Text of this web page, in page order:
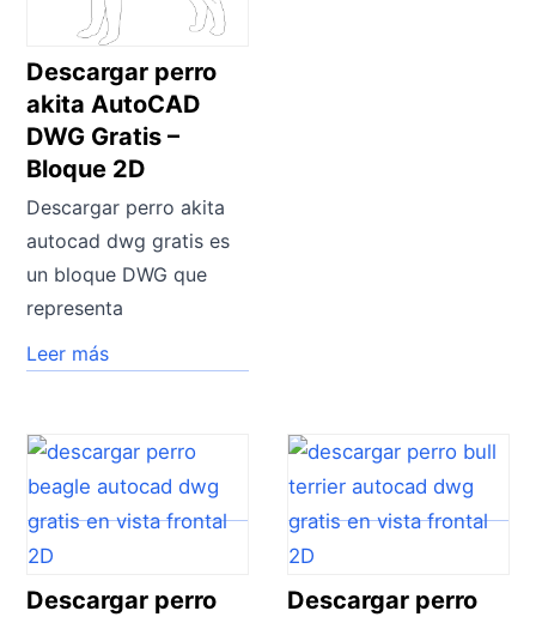
Descargar perro
akita AutoCAD
DWG Gratis –
Bloque 2D
Descargar perro akita
autocad dwg gratis es
un bloque DWG que
representa
Leer más
Descargar perro
Descargar perro